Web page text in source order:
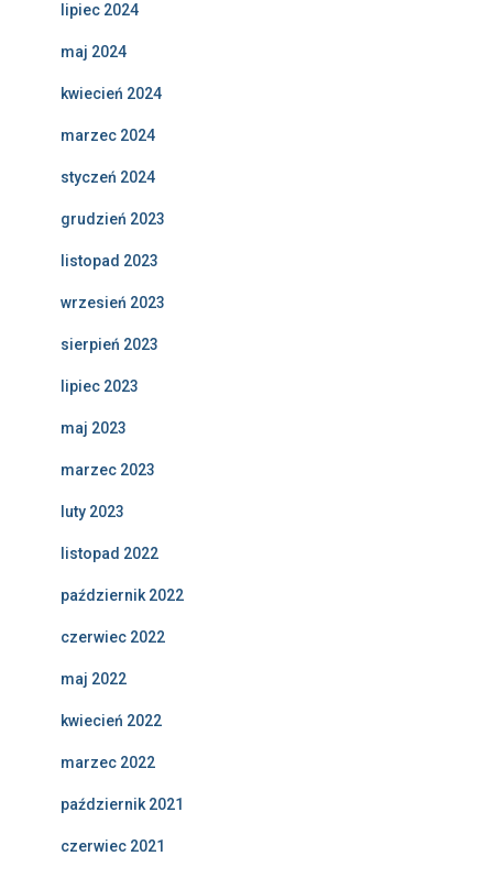
lipiec 2024
maj 2024
kwiecień 2024
marzec 2024
styczeń 2024
grudzień 2023
listopad 2023
wrzesień 2023
sierpień 2023
lipiec 2023
maj 2023
marzec 2023
luty 2023
listopad 2022
październik 2022
czerwiec 2022
maj 2022
kwiecień 2022
marzec 2022
październik 2021
czerwiec 2021